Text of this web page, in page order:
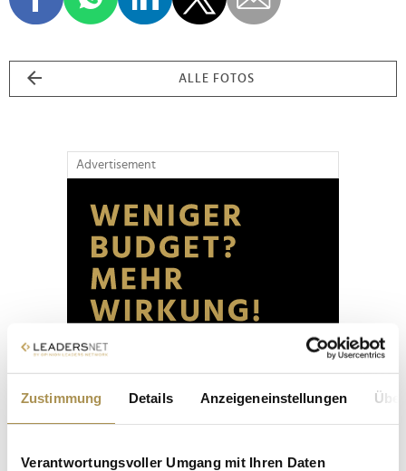
Zustimmung Details Anzeigeneinstellungen
Verantwortungsvoller Umgang mit Ihren Daten
ALLE FOTOS
Advertisement